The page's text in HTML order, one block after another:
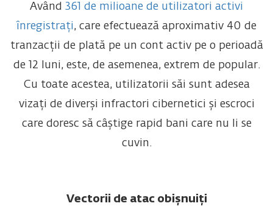
Având 361 de milioane de utilizatori activi
înregistrați, care efectuează aproximativ 40 de
tranzacții de plată pe un cont activ pe o perioadă
de 12 luni, este, de asemenea, extrem de popular.
Cu toate acestea, utilizatorii săi sunt adesea
vizați de diverși infractori cibernetici și escroci
care doresc să câștige rapid bani care nu li se
cuvin.
Vectorii de atac obișnuiți